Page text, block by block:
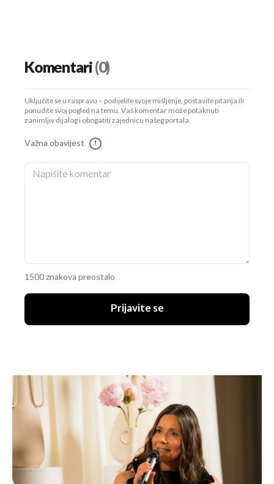
Komentari(0)
Uključite se u raspravu – podijelite svoje mišljenje, postavite pitanja ili
ponudite svoj pogled na temu. Vaš komentar može potaknuti
zanimljiv dijalog i obogatiti zajednicu našeg portala.
Važna obavijest !
1500 znakova preostalo
Prijavite se